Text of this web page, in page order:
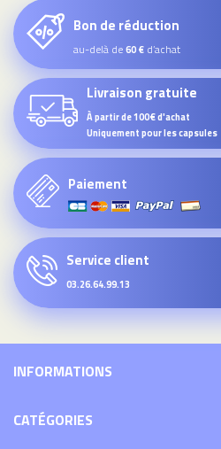
Bon de réduction
au-delà de60 € d’achat
Livraison gratuite
À partir de 100€ d'achat
Uniquement pour les capsules
Paiement
Service client
03.26.64.99.13
INFORMATIONS
CATÉGORIES